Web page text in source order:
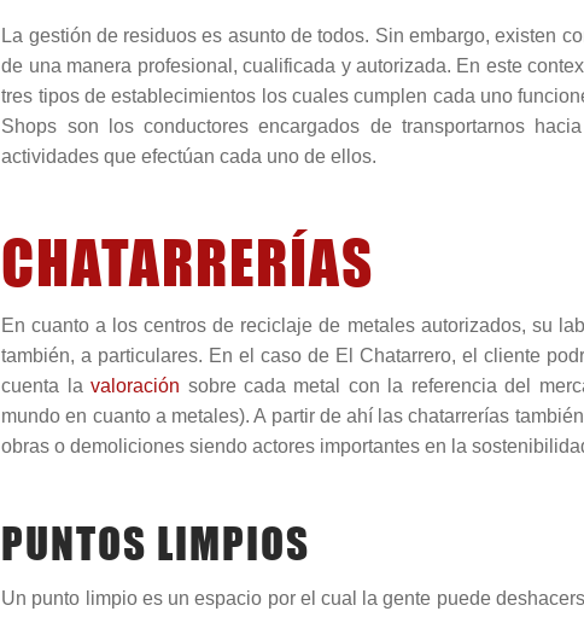
La gestión de residuos es asunto de todos. Sin embargo, existen
de una manera profesional, cualificada y autorizada. En este
tres tipos de establecimientos los cuales cumplen cada uno
Shops son los conductores encargados de transportarnos
actividades que efectúan cada uno de ellos.
CHATARRERÍAS
En cuanto a los centros de reciclaje de metales autorizados, su
también, a particulares. En el caso de El Chatarrero, el cliente
cuenta lavaloración sobre cada metal con la referencia del
mundo en cuanto a metales). A partir de ahí las chatarrerías
obras o demoliciones siendo actores importantes en la
PUNTOS LIMPIOS
Un punto limpio es un espacio por el cual la gente puede